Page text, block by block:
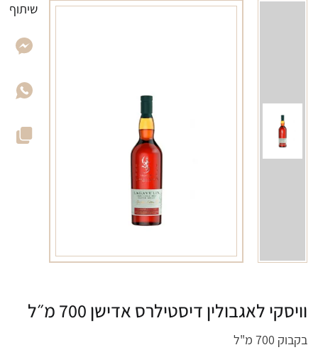
וויסקי לאגבולין דיסטילרס אדישן 700 מ״ל
בקבוק 700 מ"ל
שיתוף